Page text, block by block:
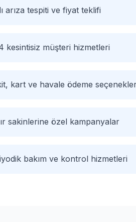
arıza tespiti ve fiyat teklifi
kesintisiz müşteri hizmetleri
kart ve havale ödeme
sakinlerine özel kampanyalar
bakım ve kontrol hizmetleri